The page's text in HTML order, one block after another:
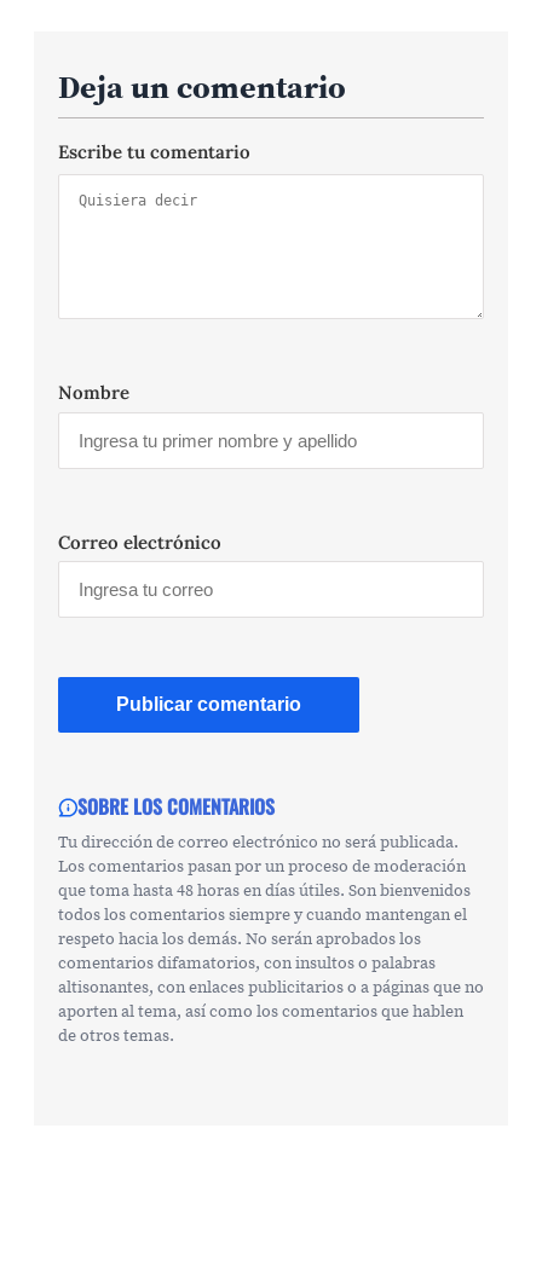
Deja un comentario
Escribe tu comentario
Nombre
Correo electrónico
SOBRE LOS COMENTARIOS
Tu dirección de correo electrónico no será publicada.
Los comentarios pasan por un proceso de moderación
que toma hasta 48 horas en días útiles. Son bienvenidos
todos los comentarios siempre y cuando mantengan el
respeto hacia los demás. No serán aprobados los
comentarios difamatorios, con insultos o palabras
altisonantes, con enlaces publicitarios o a páginas que no
aporten al tema, así como los comentarios que hablen
de otros temas.